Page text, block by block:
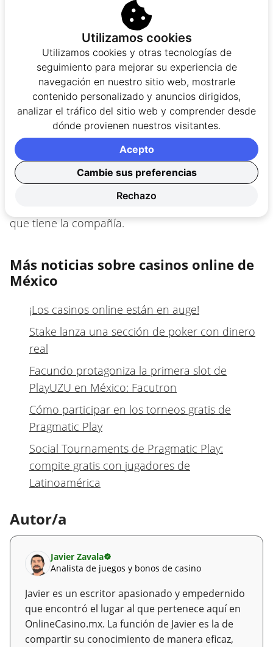
Este ingreso de casi 162 millones de dólares
representará un aumento del 7% en referencia a
la perspectiva que se tenía anteriormente. Este
resultado les deja un buen sabor de boca,
especialmente después de haber disminuido el
presupuesto en marketing. El resultado se ha
obtenido gracias al gran trabajo, pero también al
gran reconocimiento de la marca, la mejora en
que tiene la compañía.
Más noticias sobre casinos online de
México
¡Los casinos online están en auge!
Stake lanza una sección de poker con dinero
real
Facundo protagoniza la primera slot de
PlayUZU en México: Facutron
Cómo participar en los torneos gratis de
Pragmatic Play
Social Tournaments de Pragmatic Play:
compite gratis con jugadores de
Latinoamérica
Autor/a
Javier Zavala
Analista de juegos y bonos de casino
Javier es un escritor apasionado y empedernido
que encontró el lugar al que pertenece aquí en
OnlineCasino.mx. La función de Javier es la de
compartir su conocimiento de manera eficaz,
Utilizamos cookies
Utilizamos cookies y otras tecnologías de
seguimiento para mejorar su experiencia de
navegación en nuestro sitio web, mostrarle
contenido personalizado y anuncios dirigidos,
analizar el tráfico del sitio web y comprender desde
dónde provienen nuestros visitantes.
Cambie sus preferencias
Rechazo
Acepto